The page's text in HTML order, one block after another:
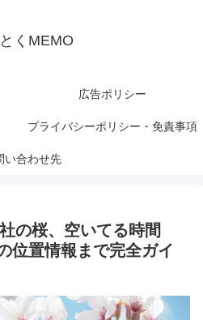
くMEMO
広告ポリシー
プライバシーポリシー・免責事項
い合わせ先
の桜、空いてる時間
位置情報まで完全ガイ